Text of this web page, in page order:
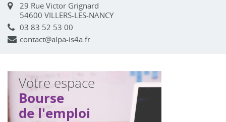
29 Rue Victor Grignard
54600 VILLERS-LES-NANCY
03 83 52 53 00
contact@alpa-is4a.fr
Votre espace
Bourse
de l'emploi